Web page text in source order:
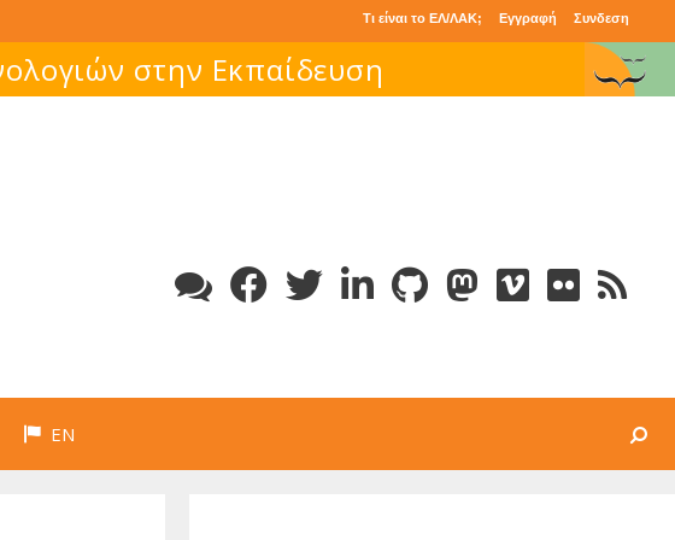
Τι είναι το ΕΛ/ΛΑΚ; Εγγραφή Συνδεση
στην Εκπαίδευση
EN Search